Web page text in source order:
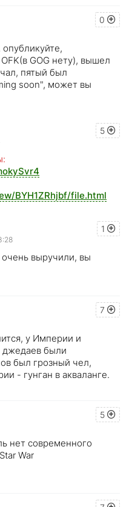
0
GOG нету), вышел
пятый был
soon", может вы
5
BYH1ZRhjbf/file.html
1
выручили, вы
7
у Империи и
джедаев были
был грозный чел,
- гунган в акваланге.
5
нет современного
War